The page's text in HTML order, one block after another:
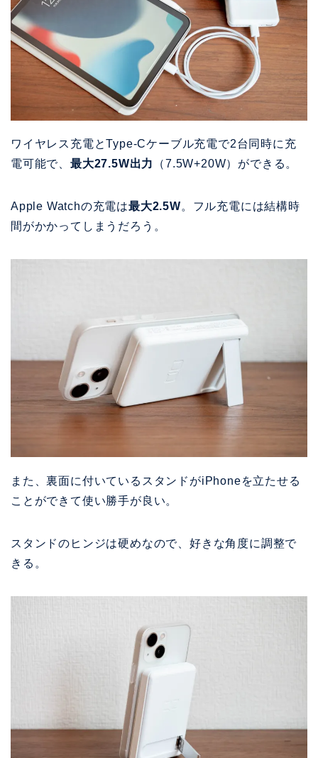
ワイヤレス充電とType-Cケーブル充電で2台同時に充
電可能で、 最大27.5W出力 （7.5W+20W）ができる。
Apple Watchの充電は最大2.5W。フル充電には結構時
間がかかってしまうだろう。
また、裏面に付いているスタンドがiPhoneを立たせる
ことができて使い勝手が良い。
スタンドのヒンジは硬めなので、好きな角度に調整で
きる。